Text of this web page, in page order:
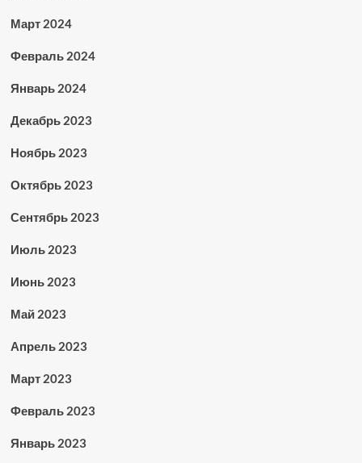
Март 2024
Февраль 2024
Январь 2024
Декабрь 2023
Ноябрь 2023
Октябрь 2023
Сентябрь 2023
Июль 2023
Июнь 2023
Май 2023
Апрель 2023
Март 2023
Февраль 2023
Январь 2023